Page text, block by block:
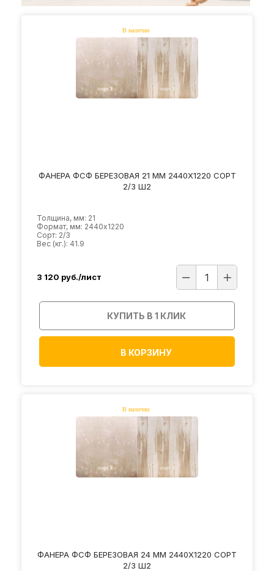
ФАНЕРА ФСФ БЕРЕЗОВАЯ 21 ММ 2440Х1220 СОРТ
2/3 Ш2
Толщина, мм: 21
Формат, мм: 2440х1220
Сорт: 2/3
Вес (кг.): 41.9
3 120 руб./лист
КУПИТЬ В 1 КЛИК
В КОРЗИНУ
ФАНЕРА ФСФ БЕРЕЗОВАЯ 24 ММ 2440Х1220 СОРТ
2/3 Ш2